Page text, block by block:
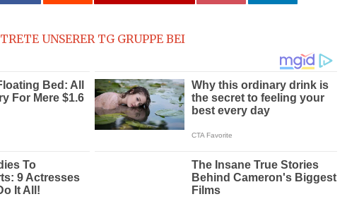
TRETE UNSERER TG GRUPPE BEI